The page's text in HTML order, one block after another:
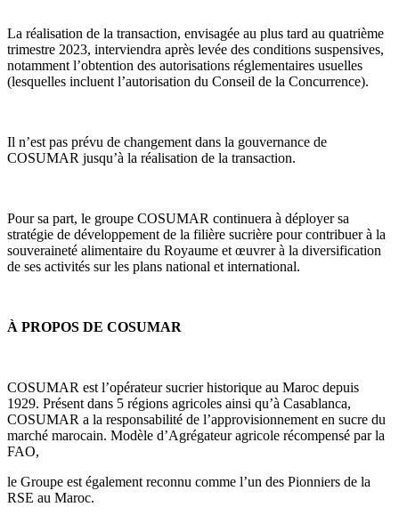
La réalisation de la transaction, envisagée au plus tard au quatrième
trimestre 2023, interviendra après levée des conditions suspensives,
notamment l’obtention des autorisations réglementaires usuelles
(lesquelles incluent l’autorisation du Conseil de la Concurrence).
Il n’est pas prévu de changement dans la gouvernance de
COSUMAR jusqu’à la réalisation de la transaction.
Pour sa part, le groupe COSUMAR continuera à déployer sa
stratégie de développement de la filière sucrière pour contribuer à la
souveraineté alimentaire du Royaume et œuvrer à la diversification
de ses activités sur les plans national et international.
À PROPOS DE COSUMAR
COSUMAR est l’opérateur sucrier historique au Maroc depuis
1929. Présent dans 5 régions agricoles ainsi qu’à Casablanca,
COSUMAR a la responsabilité de l’approvisionnement en sucre du
marché marocain. Modèle d’Agrégateur agricole récompensé par la
FAO,
le Groupe est également reconnu comme l’un des Pionniers de la
RSE au Maroc.